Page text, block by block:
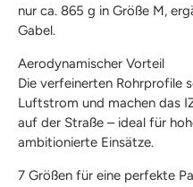
nur ca. 865 g in Größe M,
Gabel.
Aerodynamischer Vorteil
Die verfeinerten Rohrprofile
Luftstrom und machen das
auf der Straße – ideal für
ambitionierte Einsätze.
7 Größen für eine perfekte